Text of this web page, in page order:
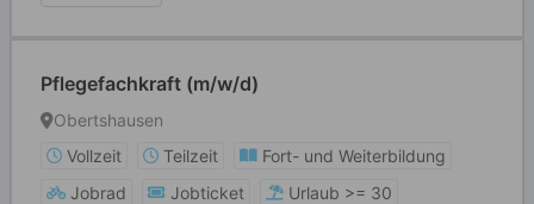
Pflegefachkraft (m/w/d)
Obertshausen
Vollzeit
Teilzeit
Fort- und Weiterbildung
Jobrad
Jobticket
Urlaub >= 30